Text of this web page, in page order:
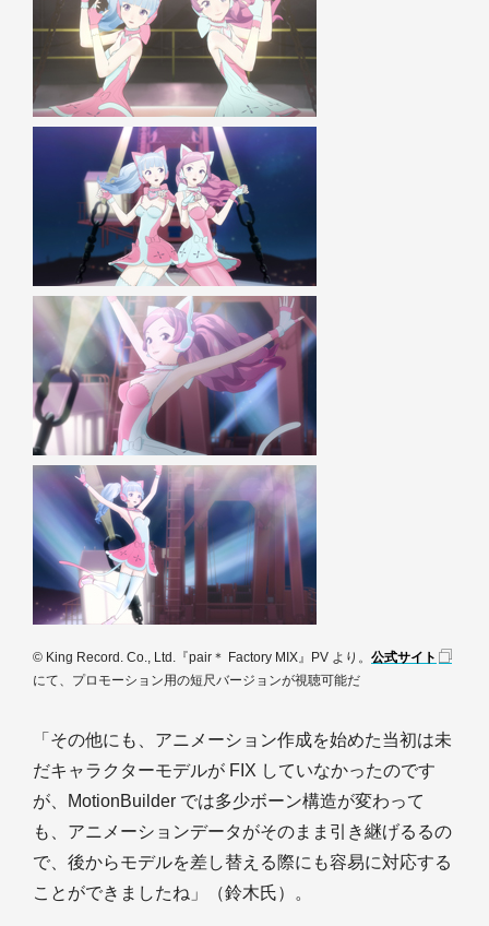
© King Record. Co., Ltd. 『pair＊ Factory MIX』PV より。 公式サイト
にて、プロモーション用の短尺バージョンが視聴可能だ
「その他にも、アニメーション作成を始めた当初は未
だキャラクターモデルが FIX していなかったのです
が、MotionBuilder では多少ボーン構造が変わって
も、アニメーションデータがそのまま引き継げるるの
で、後からモデルを差し替える際にも容易に対応する
ことができましたね」（鈴木氏）。